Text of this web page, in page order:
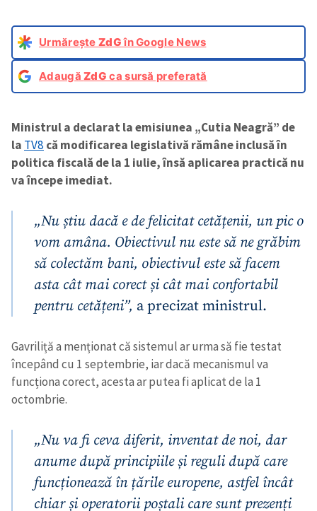
Urmărește ZdGîn Google News
AdaugăZdG ca sursă preferată
Ministrul a declarat la emisiunea „Cutia Neagră” de
la TV8 că modificarea legislativă rămâne inclusă în
politica fiscală de la 1 iulie, însă aplicarea practică nu
va începe imediat.
„Nu știu dacă e de felicitat cetățenii, un pic o
vom amâna. Obiectivul nu este să ne grăbim
să colectăm bani, obiectivul este să facem
asta cât mai corect și cât mai confortabil
pentru cetățeni”, a precizat ministrul.
Gavriliță a menționat că sistemul ar urma să fie testat
începând cu 1 septembrie, iar dacă mecanismul va
funcționa corect, acesta ar putea fi aplicat de la 1
octombrie.
„Nu va fi ceva diferit, inventat de noi, dar
anume după principiile și reguli după care
funcționează în țările europene, astfel încât
chiar și operatorii poștali care sunt prezenți